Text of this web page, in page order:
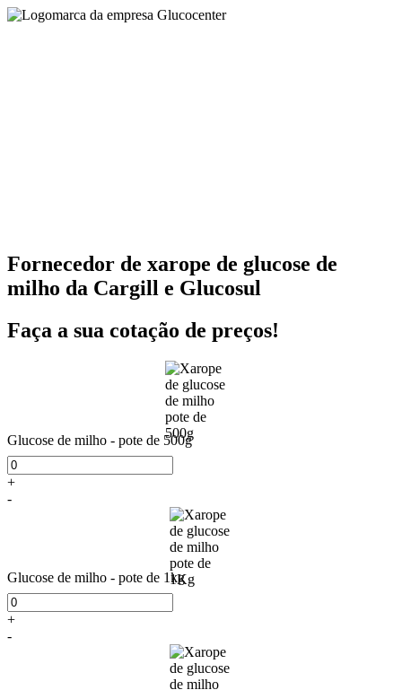
Fornecedor de xarope de glucose de
milho da Cargill e Glucosul
Faça a sua cotação de preços!
Glucose de milho - pote de 500g
+
-
Glucose de milho - pote de 1kg
+
-